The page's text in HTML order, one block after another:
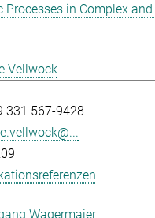
Processes in Complex
Vellwock
331 567-9428
Wagermaier